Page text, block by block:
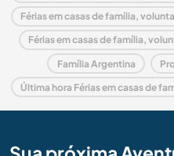
Férias em casas de família,
Família Argentina